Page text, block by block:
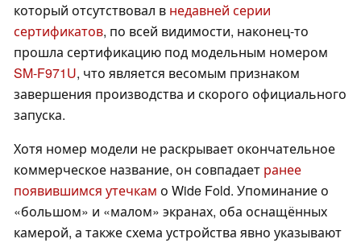
который отсутствовал в недавней серии
сертификатов, по всей видимости, наконец-то
прошла сертификацию под модельным номером
SM-F971U, что является весомым признаком
завершения производства и скорого официального
запуска.
Хотя номер модели не раскрывает окончательное
коммерческое название, он совпадает ранее
появившимся утечкам о Wide Fold. Упоминание о
«большом» и «малом» экранах, оба оснащённых
камерой, а также схема устройства явно указывают